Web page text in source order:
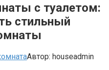
с туалетом:
стильный
Автор: houseadmin